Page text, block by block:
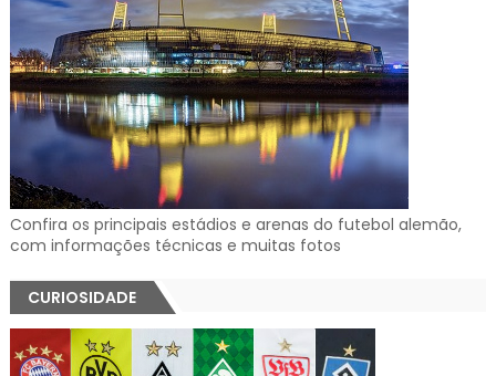
Confira os principais estádios e arenas do futebol alemão,
com informações técnicas e muitas fotos
CURIOSIDADE